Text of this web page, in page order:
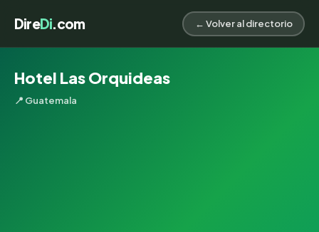
DireDi.com ← Volver al directorio
Hotel Las Orquideas
📍 Guatemala